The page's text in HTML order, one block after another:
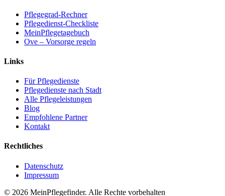
Pflegegrad-Rechner
Pflegedienst-Checkliste
MeinPflegetagebuch
Ove – Vorsorge regeln
Links
Für Pflegedienste
Pflegedienste nach Stadt
Alle Pflegeleistungen
Blog
Empfohlene Partner
Kontakt
Rechtliches
Datenschutz
Impressum
© 2026 MeinPflegefinder. Alle Rechte vorbehalten